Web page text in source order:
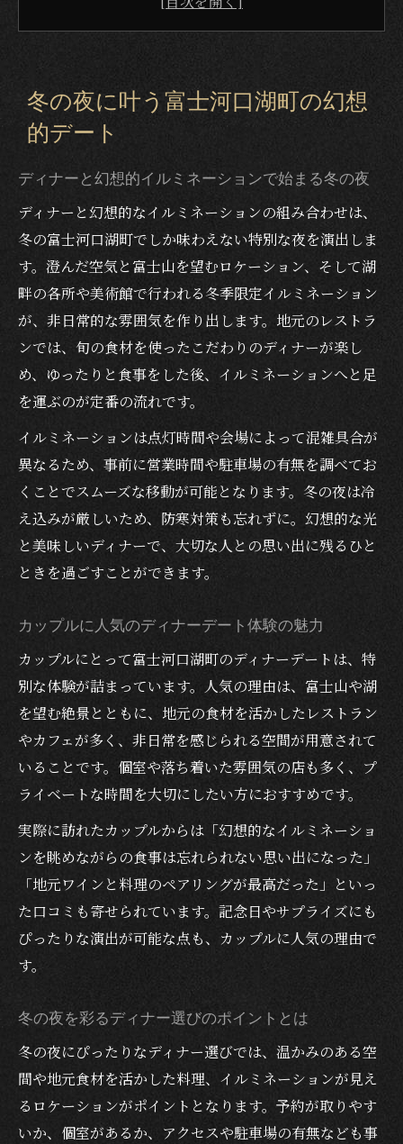
を演出
冬の富士河口湖町で味わう特別なディナー
ディナーと河口湖音楽と森の美術館のイルミネ
ーションで味わう特別な夜
音楽とイルミネーションに包まれるディナ
ーの過ごし方
美術館とディナーで体感する幻想的な夜の
デート
冬の夜におすすめのディナーとアート体験
の魅力
特別な夜にぴったりのディナースポットの
楽しみ方
幻想的な光を楽しむイルミネーションと冬のデ
ィナータイム
夜を満喫
幻想的な光に包まれるディナータイムの魅
力解説
ディナー選びで叶える特別な夜の過ごし方
心に残るイルミネーションとディナーの楽
しみ方
冬の夜に人気のディナーと光のコラボ体験
心温まるディナーを求めて河口湖の夜へ
冬の夜に心温まるディナー選びのポイント
カップルや家族で満喫できるディナー体験
河口湖の夜を彩るおすすめディナースポッ
ト紹介
幻想的な夜景と共に味わうディナーの魅力
イルミネーションに包まれた冬のデート体験
幻想的なイルミネーションとディナーで叶
う理想の夜
イルミネーションと共に楽しむディナーの
冬の夜に叶う富士河口湖町の幻想
的デート
ディナーと幻想的イルミネーションで始まる冬の夜
ディナーと幻想的なイルミネーションの組み合わせは、
冬の富士河口湖町でしか味わえない特別な夜を演出しま
す。澄んだ空気と富士山を望むロケーション、そして湖
畔の各所や美術館で行われる冬季限定イルミネーション
が、非日常的な雰囲気を作り出します。地元のレストラ
ンでは、旬の食材を使ったこだわりのディナーが楽し
め、ゆったりと食事をした後、イルミネーションへと足
を運ぶのが定番の流れです。
イルミネーションは点灯時間や会場によって混雑具合が
異なるため、事前に営業時間や駐車場の有無を調べてお
くことでスムーズな移動が可能となります。冬の夜は冷
え込みが厳しいため、防寒対策も忘れずに。幻想的な光
と美味しいディナーで、大切な人との思い出に残るひと
ときを過ごすことができます。
カップルに人気のディナーデート体験の魅力
カップルにとって富士河口湖町のディナーデートは、特
別な体験が詰まっています。人気の理由は、富士山や湖
を望む絶景とともに、地元の食材を活かしたレストラン
やカフェが多く、非日常を感じられる空間が用意されて
いることです。個室や落ち着いた雰囲気の店も多く、プ
ライベートな時間を大切にしたい方におすすめです。
実際に訪れたカップルからは「幻想的なイルミネーショ
ンを眺めながらの食事は忘れられない思い出になった」
「地元ワインと料理のペアリングが最高だった」といっ
た口コミも寄せられています。記念日やサプライズにも
ぴったりな演出が可能な点も、カップルに人気の理由で
す。
冬の夜を彩るディナー選びのポイントとは
冬の夜にぴったりなディナー選びでは、温かみのある空
間や地元食材を活かした料理、イルミネーションが見え
るロケーションがポイントとなります。予約が取りやす
いか、個室があるか、アクセスや駐車場の有無なども事